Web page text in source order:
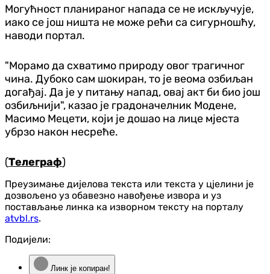
Могућност планираног напада се не искључује,
иако се још ништа не може рећи са сигурношћу,
наводи портал.
"Морамо да схватимо природу овог трагичног
чина. Дубоко сам шокиран, то је веома озбиљан
догађај. Да је у питању напад, овај акт би био још
озбиљнији", казао је градоначелник Модене,
Масимо Мецети, који је дошао на лице мјеста
убрзо након несреће.
(Телеграф)
Преузимање дијелова текста или текста у цјелини је
дозвољено уз обавезно навођење извора и уз
постављање линка ка изворном тексту на порталу
atvbl.rs.
Подијели:
Линк је копиран!